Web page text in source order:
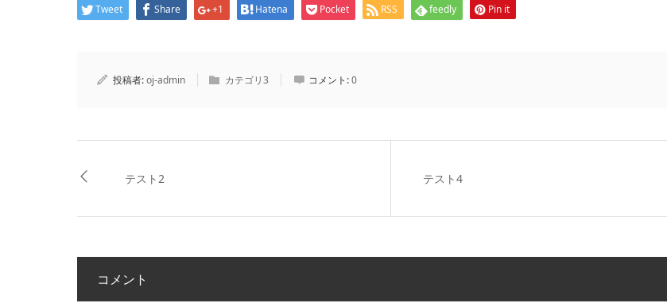
Tweet Share +1 Hatena Pocket RSS feedly Pin it
投稿者:oj-admin カテゴリ3 コメント:0
テスト2 テスト4
コメント